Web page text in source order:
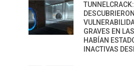
GRAVES EN
HABÍAN
INACTIVAS